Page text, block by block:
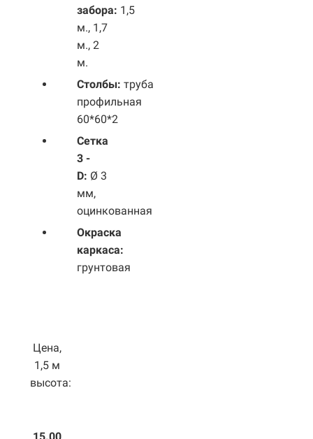
забора: 1,5
м., 1,7
м., 2
м.
Столбы: труба
профильная
60*60*2
Сетка
3 -
D: Ø 3
мм,
оцинкованная
Окраска
каркаса:
грунтовая
Цена,
1,5 м
высота: